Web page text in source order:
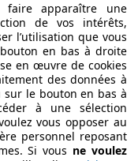
apparaître une
de vos intérêts,
l’utilisation que vous
en bas à droite
en œuvre de cookies
des données à
le bouton en bas à
à une sélection
vous opposer au
personnel reposant
Si vous ne voulez